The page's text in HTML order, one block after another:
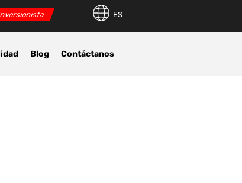
ES
Blog Contáctanos